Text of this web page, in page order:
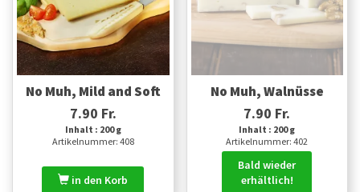
No Muh, Mild and Soft
7.90 Fr.
Inhalt : 200 g
Artikelnummer: 408
in den Korb
No Muh, Walnüsse
7.90 Fr.
Inhalt : 200 g
Artikelnummer: 402
Bald wieder
erhältlich!